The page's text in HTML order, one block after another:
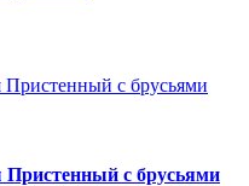
с брусьями